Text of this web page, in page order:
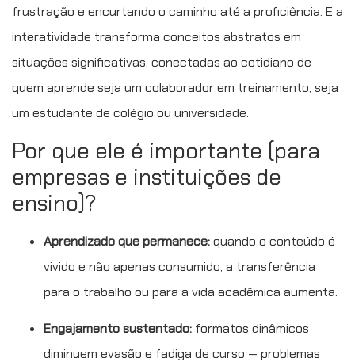
frustração e encurtando o caminho até a proficiência. E a
interatividade transforma conceitos abstratos em
situações significativas, conectadas ao cotidiano de
quem aprende seja um colaborador em treinamento, seja
um estudante de colégio ou universidade.
Por que ele é importante (para
empresas e instituições de
ensino)?
Aprendizado que permanece:quando o conteúdo é
vivido e não apenas consumido, a transferência
para o trabalho ou para a vida acadêmica aumenta.
Engajamento sustentado: formatos dinâmicos
diminuem evasão e fadiga de curso — problemas